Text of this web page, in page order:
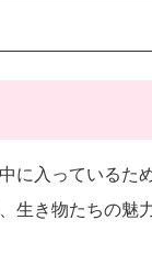
に入っているた
生き物たちの魅